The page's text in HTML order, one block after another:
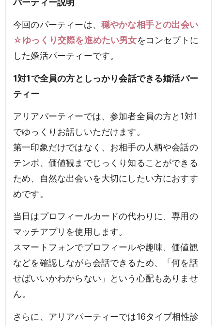
パーティー説明
今回のパーティーは、 穏やかな相手との出会い
☆ゆっくり交際を進めたい男女をコンセプトに
した婚活パーティーです。
1対1で全員の方としっかり会話できる婚活パー
ティー
アリアパーティーでは、参加者全員の方と1対1
でゆっくりお話しいただけます。
第一印象だけではなく、お相手の人柄や会話の
テンポ、価値観までじっくり知ることができる
ため、自然な出会いを大切にしたい方におすす
めです。
当日はプロフィールカードの代わりに、専用の
マッチアプリを使用します。
スマートフォンでプロフィールや趣味、価値観
などを確認しながら会話できるため、「何を話
せばいいかわからない」という心配もありませ
ん。
さらに、アリアパーティーでは16タイプ相性診